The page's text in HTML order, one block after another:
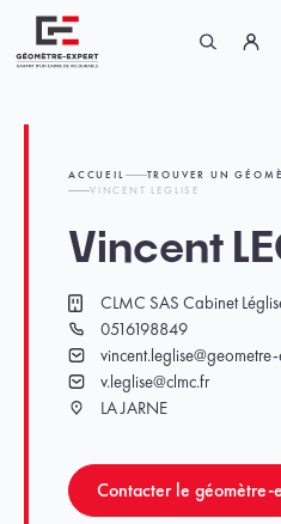
ACCUEIL
TROUVER UN
VINCENT LEGLISE
Vincent
CabinetCLMC SAS Cabinet
Téléphone
0516198849
Email
Emailv.leglise@clmc.fr
Ville
LA JARNE
Contacter le géomètre-
Panneau de gestion des cookies